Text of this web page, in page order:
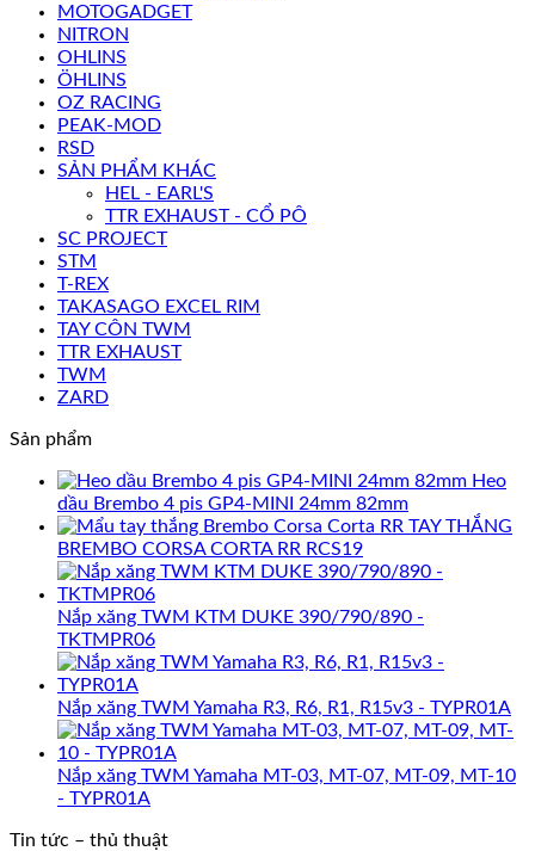
MOTOGADGET
NITRON
OHLINS
ÖHLINS
OZ RACING
PEAK-MOD
RSD
SẢN PHẨM KHÁC
HEL - EARL'S
TTR EXHAUST - CỔ PÔ
SC PROJECT
STM
T-REX
TAKASAGO EXCEL RIM
TAY CÔN TWM
TTR EXHAUST
TWM
ZARD
Sản phẩm
Heo
dầu Brembo 4 pis GP4-MINI 24mm 82mm
TAY THẮNG
BREMBO CORSA CORTA RR RCS19
Nắp xăng TWM KTM DUKE 390/790/890 -
TKTMPR06
Nắp xăng TWM Yamaha R3, R6, R1, R15v3 - TYPR01A
Nắp xăng TWM Yamaha MT-03, MT-07, MT-09, MT-10
- TYPR01A
Tin tức – thủ thuật